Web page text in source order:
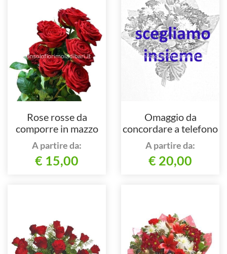
Rose rosse da
comporre in mazzo
per numero di steli.
A partire da:
€ 15,00
Omaggio da
concordare a telefono
al nostro numero
A partire da:
€ 20,00